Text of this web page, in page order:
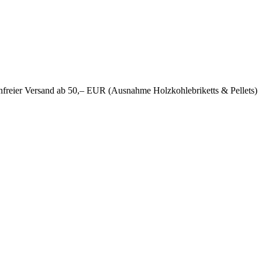
Versand ab 50,– EUR (Ausnahme Holzkohlebriketts & Pellets)